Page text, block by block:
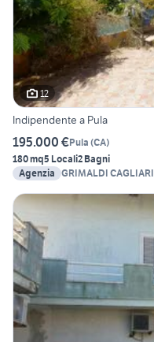
12
Indipendente a Pula
195.000 €Pula (CA)
180 mq5 Locali2 Bagni
Agenzia GRIMALDI CAGLIARI